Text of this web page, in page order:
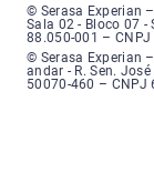
Serasa Experian -
© Serasa Experian
Sala 02 - Bloco 07 -
88.050-001 –
Serasa Experian -
© Serasa Experian
andar - R. Sen.
50070-460 – CNPJ